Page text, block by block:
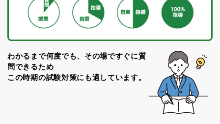
わかるまで何度でも、その場ですぐに質
問できるため
この時期の試験対策にも適しています。